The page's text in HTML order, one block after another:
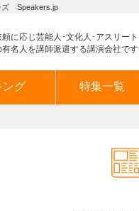
ズ Speakers.jp
に応じ芸能人･文化人･アスリート
有名人を講師派遣する講演会社です
ング 特集一覧